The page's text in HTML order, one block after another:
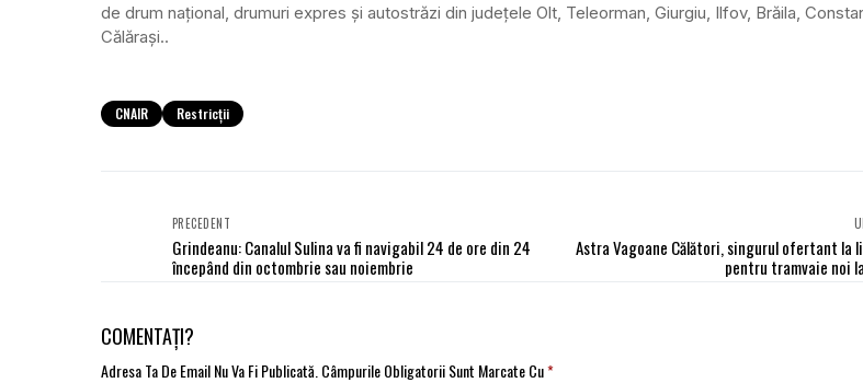
de drum naţional, drumuri expres şi autostrăzi din judeţele Olt, Teleorman, Giurgiu, Ilfov, Brăila,
Călăraşi..
CNAIR Restricții
PRECEDENT
Grindeanu: Canalul Sulina va fi navigabil 24 de ore din 24
începând din octombrie sau noiembrie
Astra Vagoane Călători, singurul ofertant la
pentru tramvaie noi
COMENTAȚI?
Adresa Ta De Email Nu Va Fi Publicată. Câmpurile Obligatorii Sunt Marcate Cu*